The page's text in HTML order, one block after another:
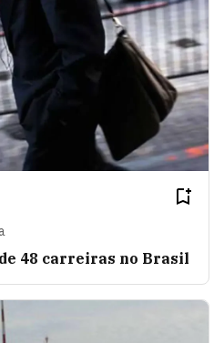
48 carreiras no Brasil